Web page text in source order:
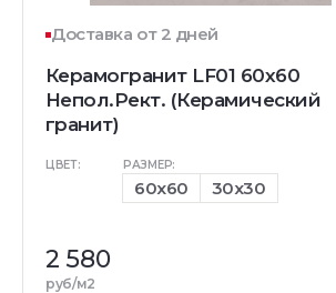
Доставка от 2 дней
Керамогранит LF01 60x60
Непол.Рект. (Керамический
гранит)
ЦВЕТ: РАЗМЕР:
60x60 30x30
2 580
руб/м2